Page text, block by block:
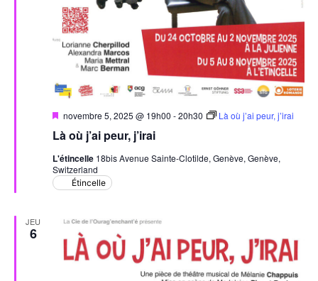
Là où j’ai peur, j’irai
Mis
avant
novembre 5, 2025 @ 19h00 -20h30 Là où j’ai peur, j’irai
L'étincelle 18bis Avenue Sainte-Clotilde, Genève, Genève,
Switzerland
Étincelle
JEU
6